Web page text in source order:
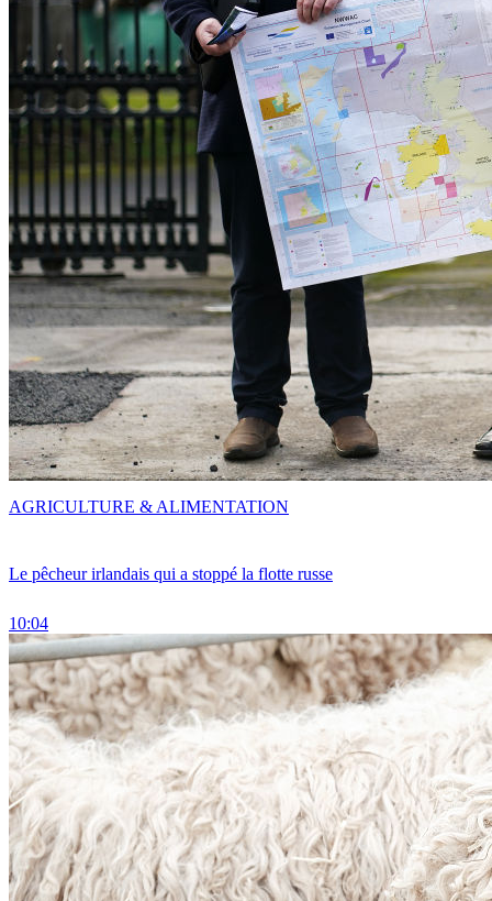
Le pêcheur irlandais qui a stoppé la flotte russe
10:04
AGRICULTURE & ALIMENTATION